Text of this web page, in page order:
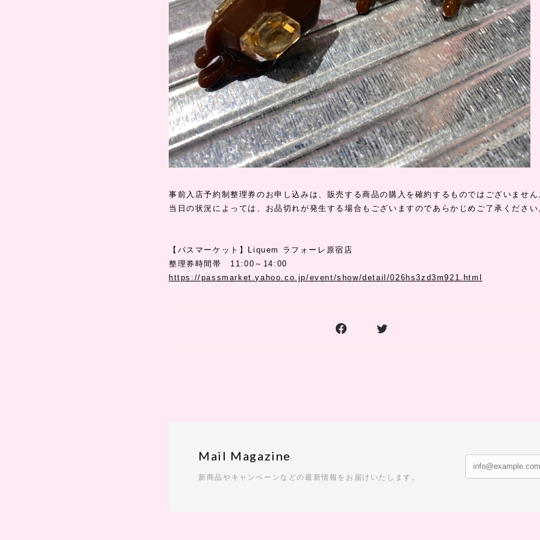
事前入店予約制整理券のお申し込みは、販売する商品の購入を確約するものではございません
当日の状況によっては、お品切れが発生する場合もございますのであらかじめご了承ください
【パスマーケット】Liquem ラフォーレ原宿店
整理券時間帯 11:00～14:00
https://passmarket.yahoo.co.jp/event/show/detail/026hs3zd3m921.html
Mail Magazine
新商品やキャンペーンなどの最新情報をお届けいたします。